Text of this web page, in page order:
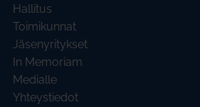
Hallitus
Toimikunnat
Jäsenyritykset
In Memoriam
Medialle
Yhteystiedot